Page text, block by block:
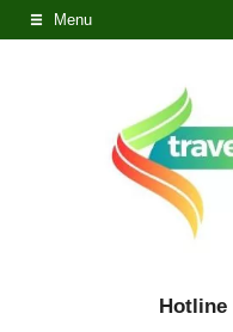
Menu
Hotline